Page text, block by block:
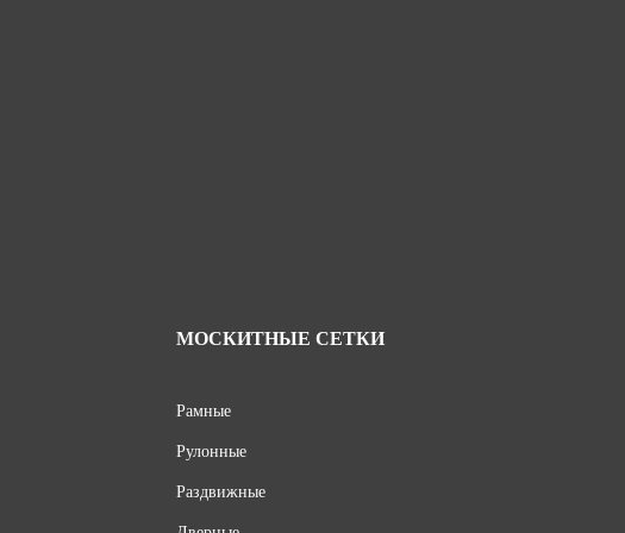
МОСКИТНЫЕ СЕТКИ
Рамные
Рулонные
Раздвижные